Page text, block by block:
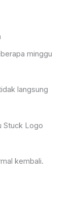
minggu
langsung
Stuck Logo
kembali.